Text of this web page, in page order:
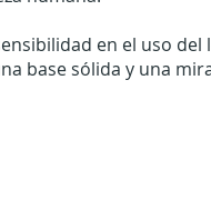
en el uso del
base sólida y una